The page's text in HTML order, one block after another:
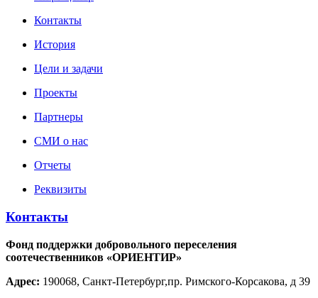
Контакты
История
Цели и задачи
Проекты
Партнеры
СМИ о нас
Отчеты
Реквизиты
Контакты
Фонд поддержки добровольного переселения
соотечественников «ОРИЕНТИР»
Адрес: 190068, Санкт-Петербург,пр. Римского-Корсакова, д 39